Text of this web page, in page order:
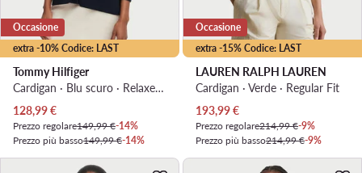
extra -10% Codice: LAST
Occasione
Tommy Hilfiger
Cardigan · Blu scuro · Relaxed Fit
Prezzo attuale
128,99€
Prezzo regolare149,99 €-14%
Prezzo più basso149,99 €-14%
extra -15% Codice: LAST
Occasione
LAUREN RALPH LAUREN
Cardigan · Verde · Regular Fit
Prezzo attuale
193,99€
Prezzo regolare214,99 €-9%
Prezzo più basso214,99 €-9%